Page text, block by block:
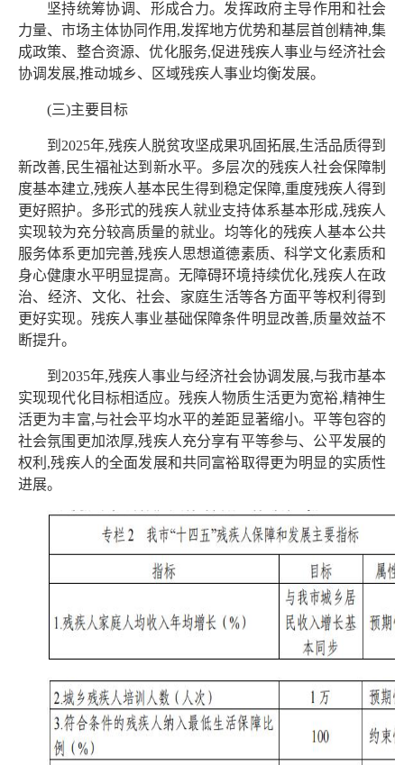
坚持统筹协调、形成合力。发挥政府主导作用和社会
力量、市场主体协同作用,发挥地方优势和基层首创精神,集
成政策、整合资源、优化服务,促进残疾人事业与经济社会
协调发展,推动城乡、区域残疾人事业均衡发展。
(三)主要目标
到2025年,残疾人脱贫攻坚成果巩固拓展,生活品质得到
新改善,民生福祉达到新水平。多层次的残疾人社会保障制
度基本建立,残疾人基本民生得到稳定保障,重度残疾人得到
更好照护。多形式的残疾人就业支持体系基本形成,残疾人
实现较为充分较高质量的就业。均等化的残疾人基本公共
服务体系更加完善,残疾人思想道德素质、科学文化素质和
身心健康水平明显提高。无障碍环境持续优化,残疾人在政
治、经济、文化、社会、家庭生活等各方面平等权利得到
更好实现。残疾人事业基础保障条件明显改善,质量效益不
断提升。
到2035年,残疾人事业与经济社会协调发展,与我市基本
实现现代化目标相适应。残疾人物质生活更为宽裕,精神生
活更为丰富,与社会平均水平的差距显著缩小。平等包容的
社会氛围更加浓厚,残疾人充分享有平等参与、公平发展的
权利,残疾人的全面发展和共同富裕取得更为明显的实质性
进展。